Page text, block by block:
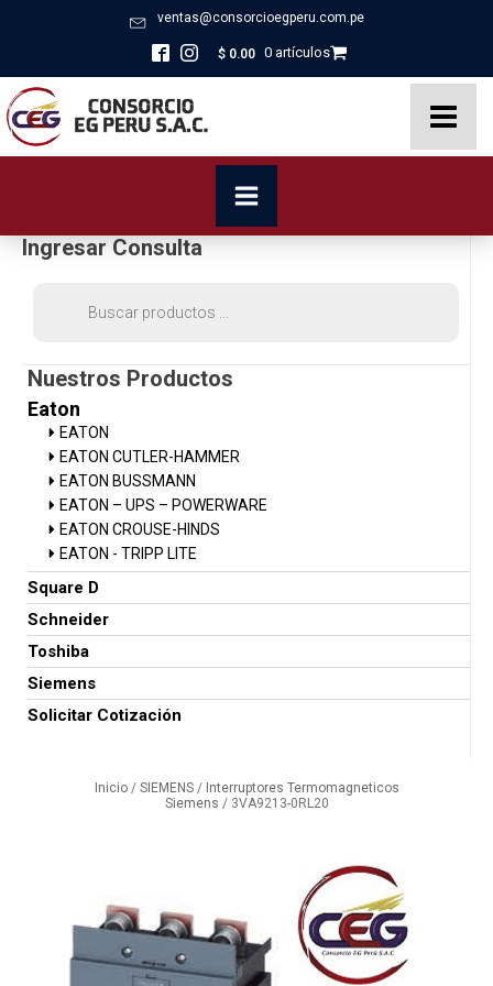
ventas@consorcioegperu.com.pe
$ 0.00 0 artículos
Ingresar Consulta
Nuestros Productos
Eaton
EATON
EATON CUTLER-HAMMER
EATON BUSSMANN
EATON – UPS – POWERWARE
EATON CROUSE-HINDS
EATON - TRIPP LITE
Square D
Schneider
Toshiba
Siemens
Solicitar Cotización
Inicio/ SIEMENS/ Interruptores Termomagneticos
Siemens / 3VA9213-0RL20